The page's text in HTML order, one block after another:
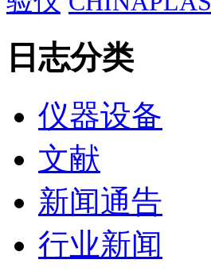
日志分类
仪器设备
文献
新闻通告
行业新闻